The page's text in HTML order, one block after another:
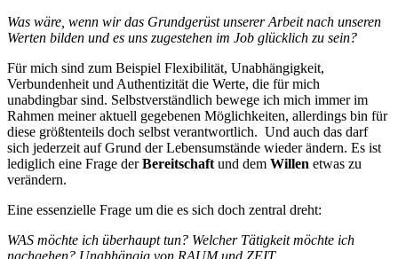
Was wäre, wenn wir das Grundgerüst unserer Arbeit nach unseren
Werten bilden und es uns zugestehen im Job glücklich zu sein?
Für mich sind zum Beispiel Flexibilität, Unabhängigkeit,
Verbundenheit und Authentizität die Werte, die für mich
unabdingbar sind. Selbstverständlich bewege ich mich immer im
Rahmen meiner aktuell gegebenen Möglichkeiten, allerdings bin für
diese größtenteils doch selbst verantwortlich. Und auch das darf
sich jederzeit auf Grund der Lebensumstände wieder ändern. Es ist
lediglich eine Frage derBereitschaft und dem Willen etwas zu
verändern.
Eine essenzielle Frage um die es sich doch zentral dreht:
WAS möchte ich überhaupt tun? Welcher Tätigkeit möchte ich
nachgehen? Unabhängig von RAUM und ZEIT.